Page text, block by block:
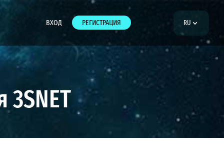
ВХОД РЕГИСТРАЦИЯ RU